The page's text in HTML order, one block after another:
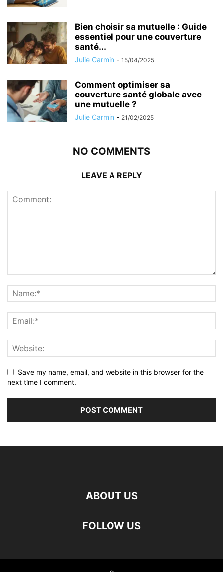
Bien choisir sa mutuelle : Guide
essentiel pour une couverture
santé...
Julie Carmin - 15/04/2025
Comment optimiser sa
couverture santé globale avec
une mutuelle ?
Julie Carmin - 21/02/2025
NO COMMENTS
LEAVE A REPLY
Save my name, email, and website in this browser for the
next time I comment.
ABOUT US
FOLLOW US